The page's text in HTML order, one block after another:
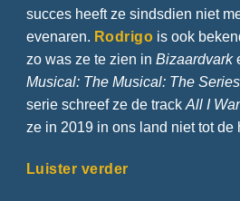
succes heeft ze sindsdien niet
evenaren. Rodrigo is ook
zo was ze te zien in Bizaardvark
Musical: The Musical: The Series
serie schreef ze de track All I
ze in 2019 in ons land niet tot de
Luister verder